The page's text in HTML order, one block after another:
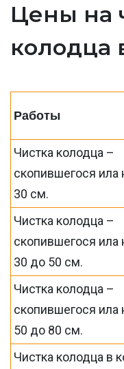
Цены на
колодца
Работы
Чистка колодца –
скопившегося ила
30 см.
Чистка колодца –
скопившегося ила
30 до 50 см.
Чистка колодца –
скопившегося ила
50 до 80 см.
Чистка колодца в